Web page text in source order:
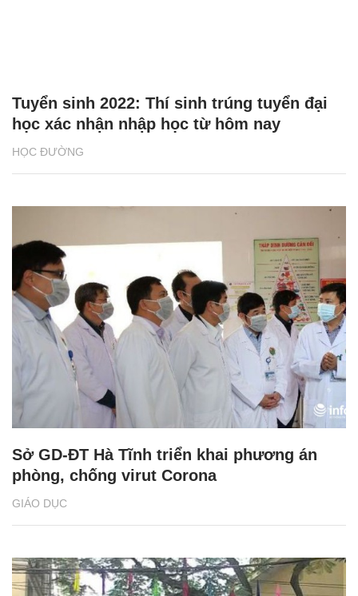
HỌC ĐƯỜNG
Tuyển sinh 2022: Thí sinh trúng tuyển đại
học xác nhận nhập học từ hôm nay
GIÁO DỤC
Sở GD-ĐT Hà Tĩnh triển khai phương án
phòng, chống virut Corona